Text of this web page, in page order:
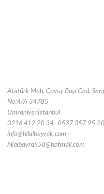
Atatürk Mah. Çavuş Başı Cad,
No:4/A 34785
Ümraniye/İstanbul
0216 412 20 34- 0537 357 95 20
info@hilalbayrak.com -
hilalbayrak58@hotmail.com